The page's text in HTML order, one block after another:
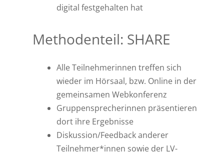
digital festgehalten hat
Methodenteil: SHARE
Alle Teilnehmerinnen treffen sich
wieder im Hörsaal, bzw. Online in der
gemeinsamen Webkonferenz
Gruppensprecherinnen präsentieren
dort ihre Ergebnisse
Diskussion/Feedback anderer
Teilnehmer*innen sowie der LV-